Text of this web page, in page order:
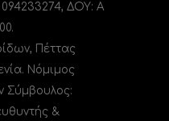
ΔΟΥ: A
Πέττας
Νόμιμος
Σύμβουλος:
&